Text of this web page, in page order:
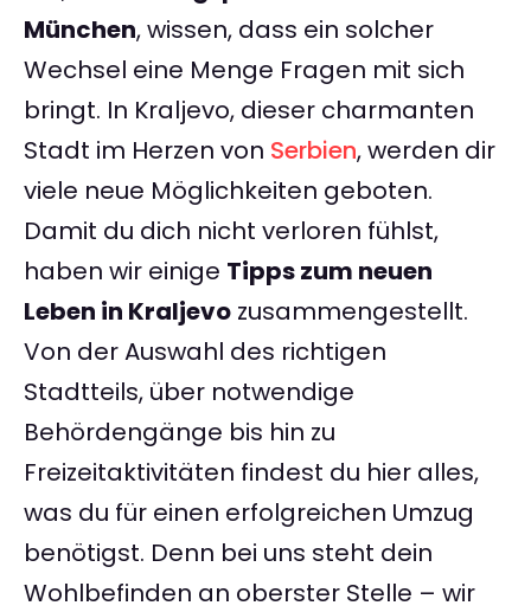
München, wissen, dass ein solcher
Wechsel eine Menge Fragen mit sich
bringt. In Kraljevo, dieser charmanten
Stadt im Herzen von Serbien, werden dir
viele neue Möglichkeiten geboten.
Damit du dich nicht verloren fühlst,
haben wir einige Tipps zum neuen
Leben in Kraljevo zusammengestellt.
Von der Auswahl des richtigen
Stadtteils, über notwendige
Behördengänge bis hin zu
Freizeitaktivitäten findest du hier alles,
was du für einen erfolgreichen Umzug
benötigst. Denn bei uns steht dein
Wohlbefinden an oberster Stelle – wir